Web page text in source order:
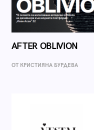
AFTER OBLIVION
ОТ КРИСТИЯНА БУРДЕВА